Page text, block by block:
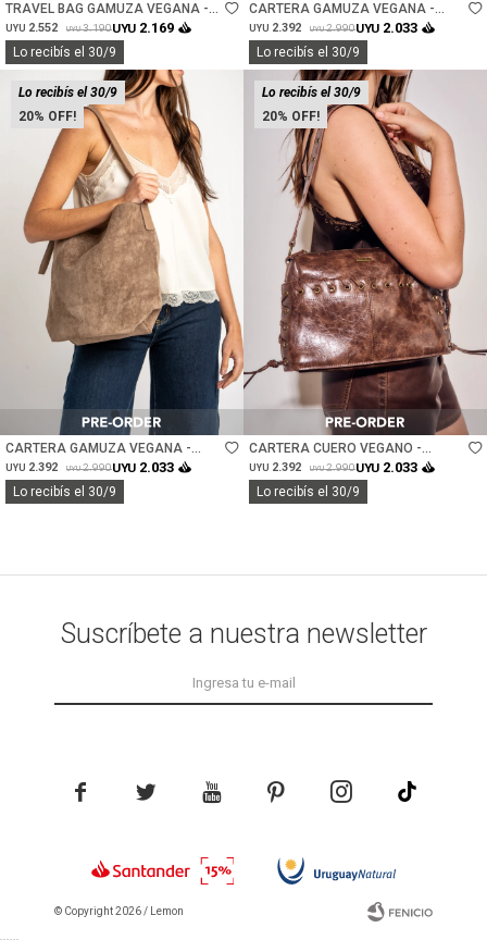
TRAVEL BAG GAMUZA VEGANA -
CAMEL
UYU 2.552 UYU 3.190UYU 2.169
Lo recibís el 30/9
CARTERA GAMUZA VEGANA -
CHOCOLATE
UYU 2.392 UYU 2.990UYU 2.033
Lo recibís el 30/9
20
Lo recibís el 30/9
Talle
CARTERA GAMUZA VEGANA -
VISON
UYU 2.392 UYU 2.990UYU 2.033
Lo recibís el 30/9
20
Lo recibís el 30/9
Talle
CARTERA CUERO VEGANO -
CHOCOLATE
UYU 2.392 UYU 2.990UYU 2.033
Lo recibís el 30/9
Suscríbete a nuestra newsletter
    
© Copyright 2026 / Lemon